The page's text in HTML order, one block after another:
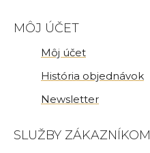
MÔJ ÚČET
Môj účet
História objednávok
Newsletter
SLUŽBY ZÁKAZNÍKOM